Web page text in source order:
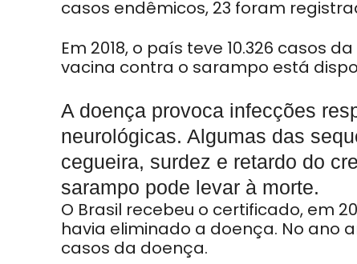
casos endêmicos, 23 foram
Em 2018, o país teve 10.326 casos
vacina contra o sarampo está
A doença provoca infecções
neurológicas. Algumas das
cegueira, surdez e retardo do
sarampo pode levar à morte.
O Brasil recebeu o certificado, em
havia eliminado a doença. No ano
casos da doença.